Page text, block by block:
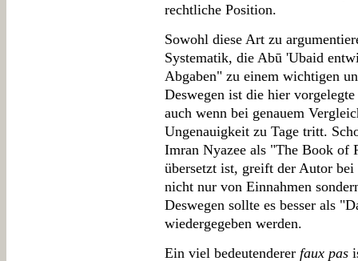
rechtliche Position.
Sowohl diese Art zu
Systematik, die Abū 'Ubaid
Abgaben" zu einem wichtigen
Deswegen ist die hier
auch wenn bei genauem
Ungenauigkeit zu Tage tritt.
Imran Nyazee als "The Book of
übersetzt ist, greift der Autor
nicht nur von Einnahmen
Deswegen sollte es besser als
wiedergegeben werden.
Ein viel bedeutenderer faux pas